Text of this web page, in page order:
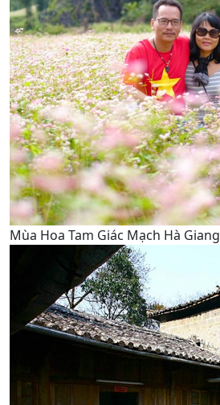
Mùa Hoa Tam Giác Mạch Hà Giang